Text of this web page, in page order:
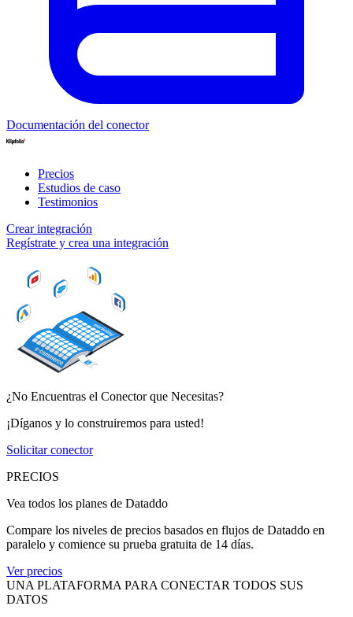
Documentación del conector
Precios
Estudios de caso
Testimonios
Crear integración
Regístrate y crea una integración
¿No Encuentras el Conector que Necesitas?
¡Díganos y lo construiremos para usted!
Solicitar conector
PRECIOS
Vea todos los planes de Dataddo
Compare los niveles de precios basados en flujos de Dataddo en
paralelo y comience su prueba gratuita de 14 días.
Ver precios
UNA PLATAFORMA PARA CONECTAR TODOS SUS
DATOS